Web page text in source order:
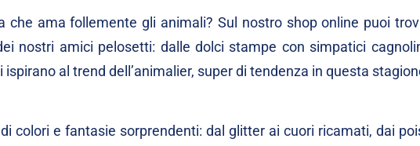
che ama follemente gli animali? Sul nostro shop online puoi
nostri amici pelosetti: dalle dolci stampe con simpatici
al trend dell’animalier, super di tendenza in questa
colori e fantasie sorprendenti: dal glitter ai cuori ricamati, dai